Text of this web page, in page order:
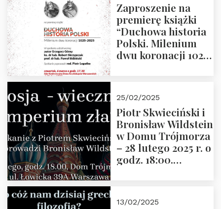
Zaproszenie na
premierę książki
“Duchowa historia
Polski. Milenium
dwu koronacji 1025-
2025 r. godz. 17:30,
DAW ul. Miodowa
17/19
25/02/2025
Piotr Skwieciński i
Bronisław Wildstein
w Domu Trójmorza
– 28 lutego 2025 r. o
godz. 18:00.
13/02/2025